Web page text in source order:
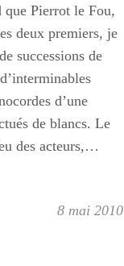
que Pierrot le Fou,
deux premiers, je
successions de
d’une
de blancs. Le
des acteurs,…
8 mai 2010